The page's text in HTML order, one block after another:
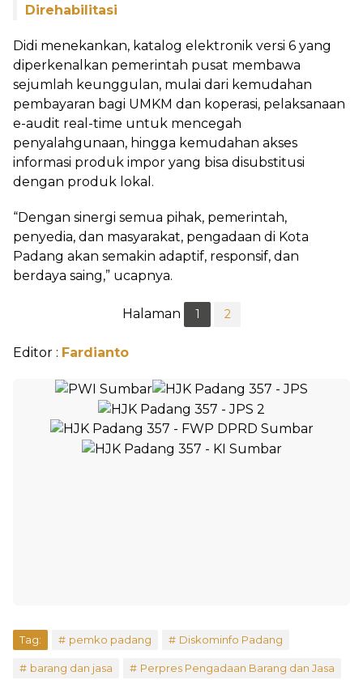
Direhabilitasi
Didi menekankan, katalog elektronik versi 6 yang
diperkenalkan pemerintah pusat membawa
sejumlah keunggulan, mulai dari kemudahan
pembayaran bagi UMKM dan koperasi, pelaksanaan
e-audit real-time untuk mencegah
penyalahgunaan, hingga kemudahan akses
informasi produk impor yang bisa disubstitusi
dengan produk lokal.
“Dengan sinergi semua pihak, pemerintah,
penyedia, dan masyarakat, pengadaan di Kota
Padang akan semakin adaptif, responsif, dan
berdaya saing,” ucapnya.
Halaman 1 2
Editor : Fardianto
Tag: pemko padang Diskominfo Padang
barang dan jasa Perpres Pengadaan Barang dan Jasa